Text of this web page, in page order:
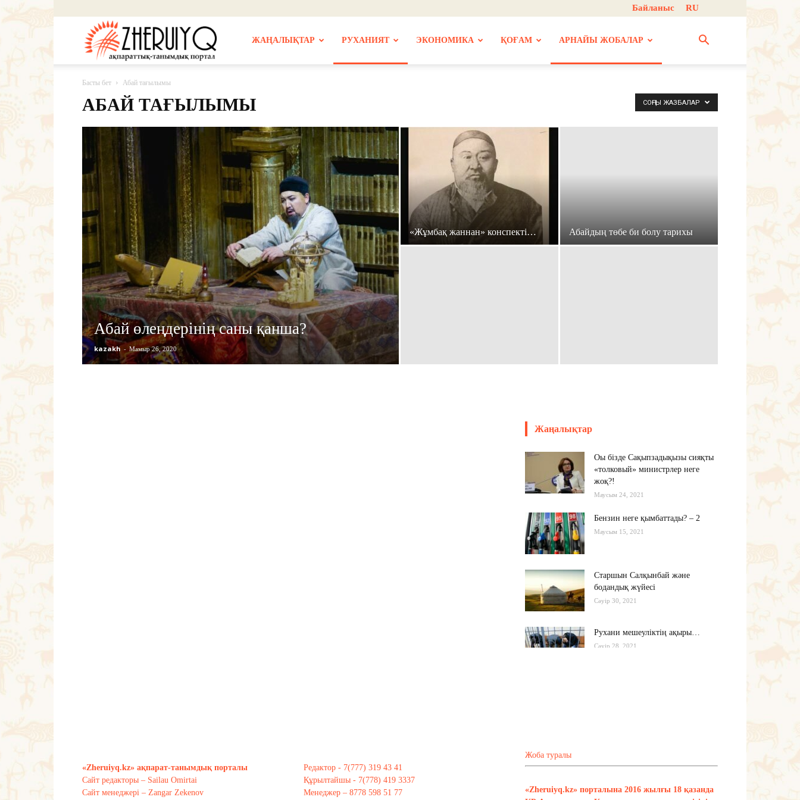
Байланыс RU
ЖАҢАЛЫҚТАР РУХАНИЯТ ЭКОНОМИКА ҚОҒАМ АРНАЙЫ ЖОБАЛАР
Басты бет Абай тағылымы
АБАЙ ТАҒЫЛЫМЫ СОҢҒЫ ЖАЗБАЛАР
Абай өлеңдерінің саны қанша?
kazakh - Мамыр 26, 2020
«Жұмбақ жаннан» конспекті… Абайдың төбе би болу тарихы
Жаңалықтар
Оы бізде Сақыпзадықызы сияқты
«толковый» министрлер неге
жоқ?!
Маусым 24, 2021
Бензин неге қымбаттады? – 2
Маусым 15, 2021
Старшын Салқынбай және
бодандық жүйесі
Сәуір 30, 2021
Рухани мешеуліктің ақыры…
Сәуір 28, 2021
«Zheruiyq.kz» ақпарат-танымдық порталы
Сайт редакторы – Sailau Omirtai
Сайт менеджері – Zangar Zekenov
Редактор - 7(777) 319 43 41
Құрылтайшы - 7(778) 419 3337
Менеджер – 8778 598 51 77
Жоба туралы
«Zheruiyq.kz» порталына 2016 жылғы 18 қазанда